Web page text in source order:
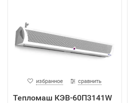
избранное сравнить
Тепломаш КЭВ-60П3141W